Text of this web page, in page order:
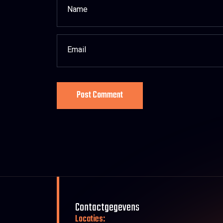
Post Comment
Contactgegevens
Locaties: